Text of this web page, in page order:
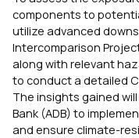
components to
utilize advanced
Intercomparison
along with relevant
to conduct a detailed
The insights gained
Bank (ADB) to
and ensure climate-